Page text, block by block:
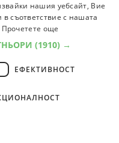
за да заснеме или
ENGLISH
нашия уебсайт, Вие
в съответствие с нашата
Прочетете още
(1910) →
ЕФЕКТИВНОСТ